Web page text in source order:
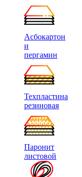
Асбокартон
и
пергамин
Техпластина
резиновая
Паронит
листовой